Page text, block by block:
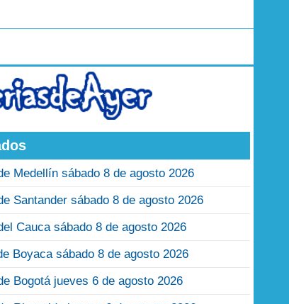
Medellín sábado 8 de agosto 2026
Santander sábado 8 de agosto 2026
Cauca sábado 8 de agosto 2026
Boyaca sábado 8 de agosto 2026
Bogotá jueves 6 de agosto 2026